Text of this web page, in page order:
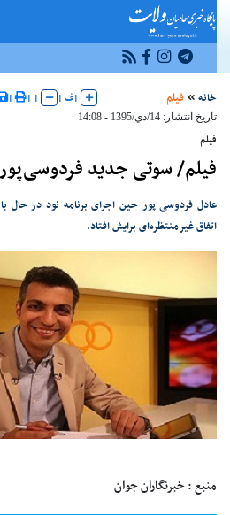
خانه فیلم |ف |
|
|
|
تاریخ انتشار: 14/دي/1395 - 14:08
فیلم
فیلم/ سوتی جدید
عادل فردوسی پور حین اجرای برنامه نود در
اتفاق غیر‌منتظره‌ای برایش افتاد.
منبع : خبرنگاران جوان